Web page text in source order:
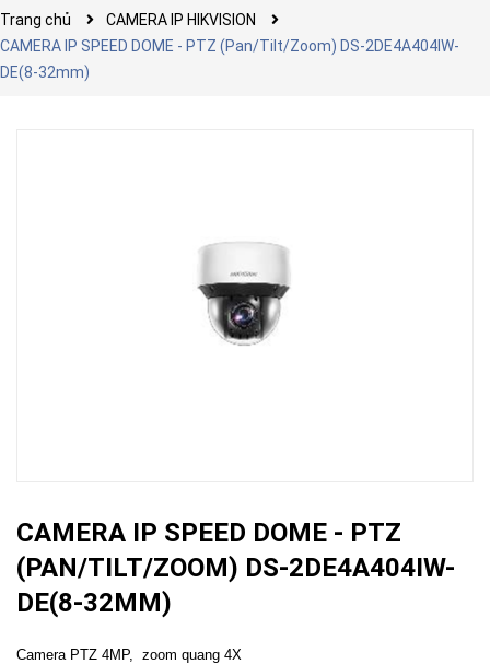
Trang chủ
CAMERA IP HIKVISION
CAMERA IP SPEED DOME - PTZ (Pan/Tilt/Zoom) DS-2DE4A404IW-
DE(8-32mm)
CAMERA IP SPEED DOME - PTZ
(PAN/TILT/ZOOM) DS-2DE4A404IW-
DE(8-32MM)
Camera PTZ 4MP, zoom quang 4X